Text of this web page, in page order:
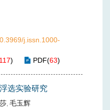
j.issn.1000-
117) PDF(63)
选实验研究
, 毛玉辉